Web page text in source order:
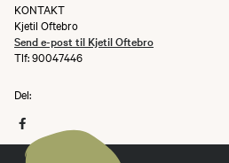
KONTAKT
Kjetil Oftebro
Send e-post til Kjetil Oftebro
Tlf: 90047446
Del: